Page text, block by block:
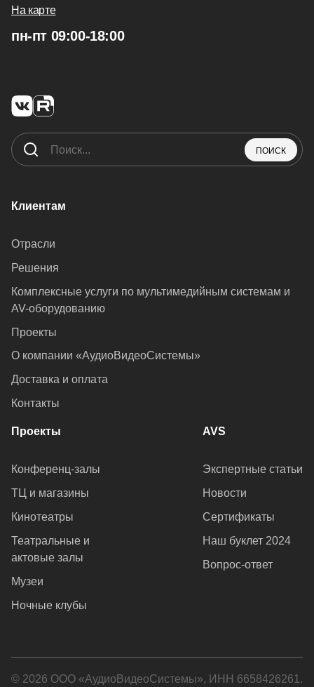
На карте
пн-пт 09:00-18:00
ПОИСК
Клиентам
Отрасли
Решения
Комплексные услуги по мультимедийным системам и
AV-оборудованию
Проекты
О компании «АудиоВидеоСистемы»
Доставка и оплата
Контакты
Проекты
Конференц-залы
ТЦ и магазины
Кинотеатры
Театральные и
актовые залы
Музеи
Ночные клубы
AVS
Экспертные статьи
Новости
Сертификаты
Наш буклет 2024
Вопрос-ответ
© 2026 ООО «АудиоВидеоСистемы», ИНН 6658426261.